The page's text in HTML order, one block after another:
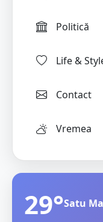
Politică
Life &
Contact
Vremea
29°Satu